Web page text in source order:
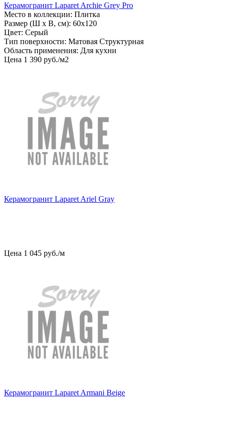
Керамогранит Laparet Archie Grey Pro
Место в коллекции: Плитка
Размер (Ш х В, см): 60х120
Цвет: Серый
Тип поверхности: Матовая Структурная
Область применения: Для кухни
Цена 1 390 руб./м2
Керамогранит Laparet Ariel Gray
Цена 1 045 руб./м
Керамогранит Laparet Armani Beige